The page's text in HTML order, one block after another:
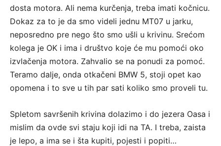
dosta motora. Ali nema kurčenja, treba imati kočnicu.
Dokaz za to je da smo videli jednu MT07 u jarku,
neposredno pre nego što smo ušli u krivinu. Srećom
kolega je OK i ima i društvo koje će mu pomoći oko
izvlačenja motora. Zahvalio se na ponudi za pomoć.
Teramo dalje, onda otkačeni BMW 5, stoji opet kao
opomena i to sve u tih par sati koliko smo proveli tu.
Spletom savršenih krivina dolazimo i do jezera Oasa i
mislim da ovde svi staju koji idi na TA. I treba, zaista
je lepo, a ima se i šta kupiti, pojesti i popiti…